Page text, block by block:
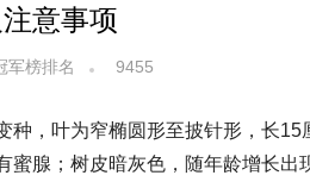
意事项
军榜排名 9455
种，叶为窄椭圆形至披针形，长
蜜腺；树皮暗灰色，随年龄增长出